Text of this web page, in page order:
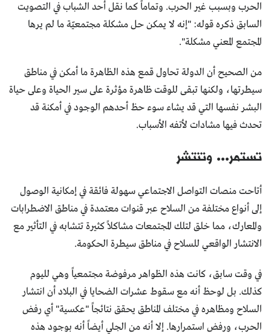
الحرب وبسبب غير الحرب. وتماماً كما نقل أحد الشباب في التصويت
السابق ذكره قوله: "إنه لا يمكن حل مشكلة مجتمعيّة ما لم يرها
المجتمع المعني مشكلة".
من الصحيح أن الدولة تحاول قمع هذه الظاهرة ما أمكن في مناطق
سيطرتها، ولكنها تبقى للوقت ظاهرة مؤثرة على سير الحياة وعلى حياة
البشر نفسها التي قد يشاء سوء حظ أحدهم الوجود في أمكنة قد
تحدث فيها مشادات لأتفه الأسباب.
تستمر... وتنتشر
أتاحت منصات التواصل الاجتماعي سهولة فائقة في إمكانية الوصول
إلى أنواع مختلفة من السلاح عبر قنوات معتمدة في مناطق الاضطرابات
والمعارك، مما خلق لتلك المجتمعات مشاكلاً كثيرة تتشابه في التأثير مع
الانتشار الواقعي للسلاح في مناطق سيطرة الحكومة.
في وقت سابق، كانت هذه الظواهر مرفوضة مجتمعياً وهي لليوم
كذلك. بل لوحظ أنه مع سقوط عشرات الضحايا في البلاد أن انتشار
السلاح ومظاهره في مختلف المناطق يحقق نتائجاً "عكسية" أي رفض
الحرب، ورفض استمرارها. إلا أنه من الجلي أيضاً أنه بوجود هذه